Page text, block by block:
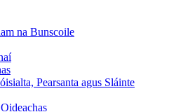
na Bunscoile
Pearsanta agus Sláinte